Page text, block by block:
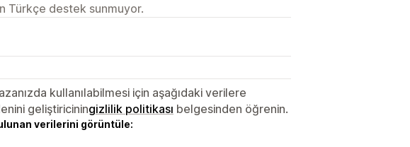
Türkçe destek sunmuyor.
kullanılabilmesi için aşağıdaki verilere
geliştiriciningizlilik politikası belgesinden öğrenin.
verilerini görüntüle: